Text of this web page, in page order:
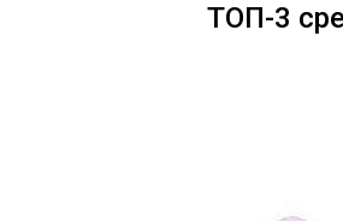
ТОП-3